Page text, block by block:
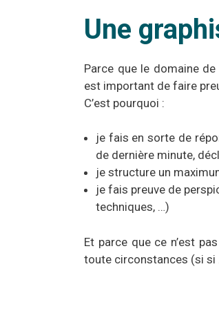
Une
Parce que le domaine
est important de faire
C’est pourquoi :
je fais en sorte de
de dernière minute,
je structure un
je fais preuve de
techniques, …)
Et parce que ce n’est
toute circonstances (si si